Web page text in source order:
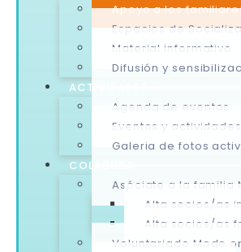
Apoyo a los
Espacios de
Material informativo
Difusión y
ACTIVIDADES
Agenda de eventos
Eventos y actividades
Galeria de fotos
COLABORA
Asóciate a la familia
Alta socios/as
Alta socios/as
Voluntariado Mode